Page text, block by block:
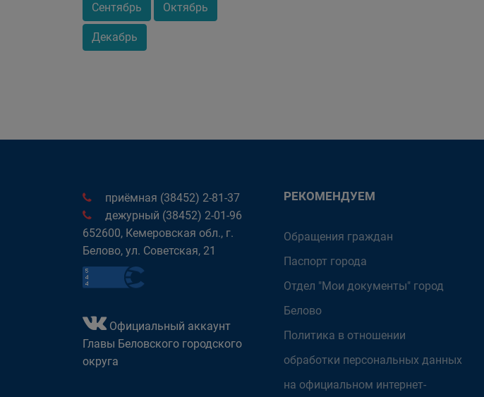
Сентябрь Октябрь
Декабрь
приёмная (38452) 2-81-37
дежурный (38452) 2-01-96
652600, Кемеровская обл., г.
Белово, ул. Советская, 21
Официальный аккаунт
Главы Беловского городского
округа
РЕКОМЕНДУЕМ
Обращения граждан
Паспорт города
Отдел "Мои документы" город
Белово
Политика в отношении
обработки персональных данных
на официальном интернет-